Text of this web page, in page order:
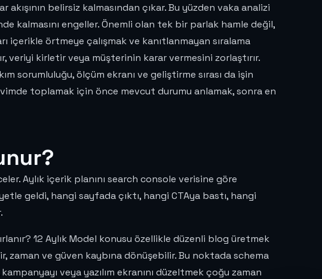
belirsiz kalmasından çıkar. Bu yüzden vaka analizi
kalmasını engeller. Önemli olan tek bir parlak hamle değil,
içerikle örtmeye çalışmak ve kanıtlanmayan sıralama
veriyi kirletir veya müşterinin karar vermesini zorlaştırır.
sorumluluğu, ölçüm ekranı ve geliştirme sırası da işin
toplamak için önce mevcut durumu anlamak, sonra en
Aylık içerik planını search console verisine göre
geldi, hangi sayfada çıktı, hangi CTAya bastı, hangi
12 Aylık Model konusu özellikle düzenli blog üretmek
ve güven kaybına dönüşebilir. Bu noktada schema
veya yazılım ekranını düzeltmek çoğu zaman